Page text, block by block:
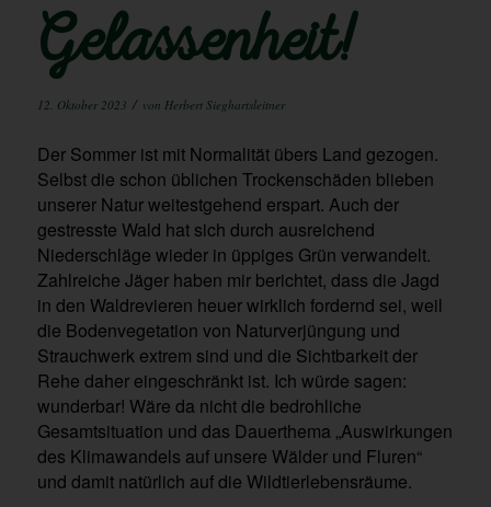
Gelassenheit!
12. Oktober 2023 / von Herbert Sieghartsleitner
Der Sommer ist mit Normalität übers Land gezogen.
Selbst die schon üblichen Trockenschäden blieben
unserer Natur weitestgehend erspart. Auch der
gestresste Wald hat sich durch ausreichend
Niederschläge wieder in üppiges Grün verwandelt.
Zahlreiche Jäger haben mir berichtet, dass die Jagd
in den Waldrevieren heuer wirklich fordernd sei, weil
die Bodenvegetation von Naturverjüngung und
Strauchwerk extrem sind und die Sichtbarkeit der
Rehe daher eingeschränkt ist. Ich würde sagen:
wunderbar! Wäre da nicht die bedrohliche
Gesamtsituation und das Dauerthema „Auswirkungen
des Klimawandels auf unsere Wälder und Fluren“
und damit natürlich auf die Wildtierlebensräume.